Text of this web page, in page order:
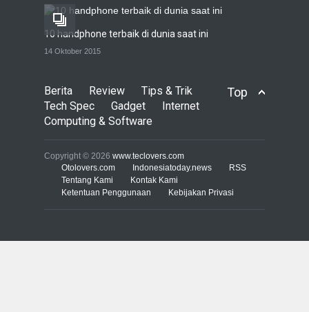
COMPUTING & SOFTWARE
22 Januari 2017
TECH SPEC 8 Januari 2017
serangan siber 2017 kian
gencar
COMPUTING & SOFTWARE
7 Januari 2017
10 handphone terbaik di dunia saat ini
14 Oktober 2015
Top
Berita Review
Tips & Trik
Tech Spec
Gadget
Internet
Computing & Software
Copyright © 2026 www.teclovers.com
Otolovers.com
Indonesiatoday.news
RSS
Tentang Kami
Kontak Kami
Ketentuan Penggunaan
Kebijakan Privasi